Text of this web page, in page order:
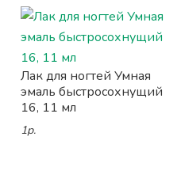
Лак для ногтей Умная
эмаль быстросохнущий
16, 11 мл
1р.